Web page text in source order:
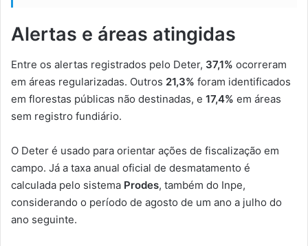
Alertas e áreas atingidas
Entre os alertas registrados pelo Deter, 37,1% ocorreram
em áreas regularizadas. Outros 21,3% foram identificados
em florestas públicas não destinadas, e 17,4% em áreas
sem registro fundiário.
O Deter é usado para orientar ações de fiscalização em
campo. Já a taxa anual oficial de desmatamento é
calculada pelo sistema Prodes, também do Inpe,
considerando o período de agosto de um ano a julho do
ano seguinte.